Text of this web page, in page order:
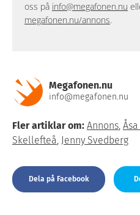
oss på info@megafonen.nu
megafonen.nu/annons.
Megafonen.nu
info@megafonen.nu
Fler artiklar om: Annons,
Skellefteå, Jenny Svedberg
Dela på Facebook